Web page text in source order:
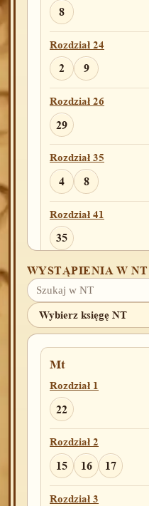
8
Rozdział 24
2 9
Rozdział 26
29
Rozdział 35
4 8
Rozdział 41
35
Rozdział 45
21 27
Rozdział 47
29
Wj
Rozdział 3
1
Rozdział 5
14
WYSTĄPIENIA W NT
Mt
Rozdział 1
22
Rozdział 2
15 16 17
Rozdział 3